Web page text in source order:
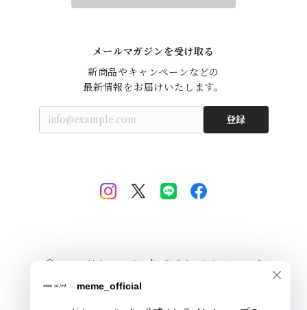
メールマガジンを受け取る
新商品やキャンペーンなどの
最新情報をお届けいたします。
登録
© meme / iriey merituuli 公式オンラインショップ
Powered by